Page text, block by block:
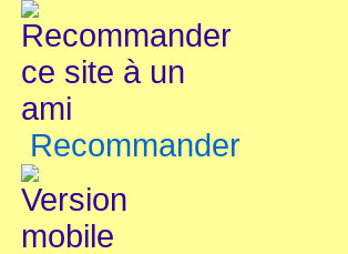
Recommander